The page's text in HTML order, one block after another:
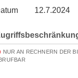
12.7.2024
NUR AN RECHNERN DER